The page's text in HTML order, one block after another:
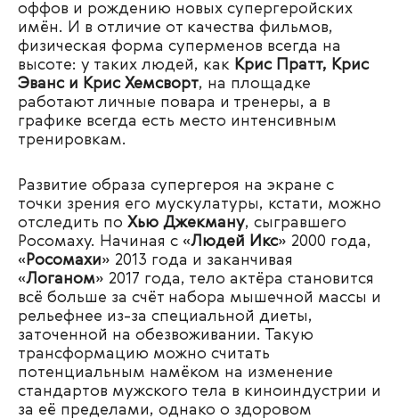
оффов и рождению новых супергеройских
имён. И в отличие от качества фильмов,
физическая форма суперменов всегда на
высоте: у таких людей, как Крис Пратт, Крис
Эванс и Крис Хемсворт, на площадке
работают личные повара и тренеры, а в
графике всегда есть место интенсивным
тренировкам.
Развитие образа супергероя на экране с
точки зрения его мускулатуры, кстати, можно
отследить по Хью Джекману, сыгравшего
Росомаху. Начиная с «Людей Икс» 2000 года,
« Росомахи» 2013 года и заканчивая
«Логаном» 2017 года, тело актёра становится
всё больше за счёт набора мышечной массы и
рельефнее из-за специальной диеты,
заточенной на обезвоживании. Такую
трансформацию можно считать
потенциальным намёком на изменение
стандартов мужского тела в киноиндустрии и
за её пределами, однако о здоровом